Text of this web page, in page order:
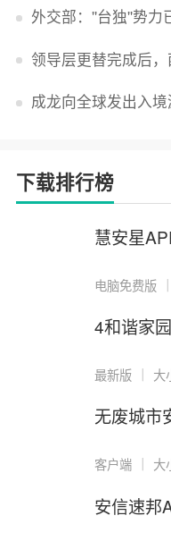
外交部：''台独''势力
领导层更替完成后，西尔维奥·
成龙向全球发出入境游邀约
下载排行榜
慧安星
电脑免费版 ｜
4和谐家
最新版 大
无废城市
客户端 大
安信速邦